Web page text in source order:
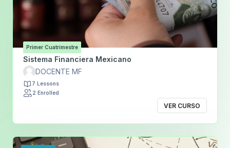
Primer Cuatrimestre
Sistema Financiera Mexicano
DOCENTE MF
7 Lessons
2 Enrolled
VER CURSO